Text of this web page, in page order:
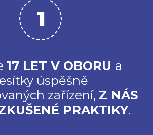
17 LET V OBORU a
úspěšně
zařízení, Z NÁS
PRAKTIKY.